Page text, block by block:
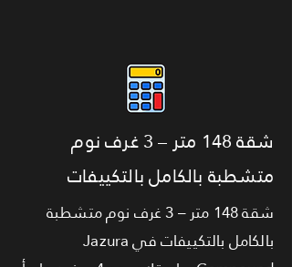
شقة 148 متر – 3 غرف نوم
متشطبة بالكامل بالتكييفات
شقة 148 متر – 3 غرف نوم متشطبة
بالكامل بالتكييفات في Jazura